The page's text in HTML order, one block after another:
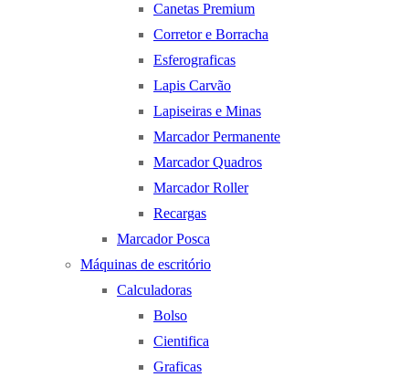
Canetas Premium
Corretor e Borracha
Esferograficas
Lapis Carvão
Lapiseiras e Minas
Marcador Permanente
Marcador Quadros
Marcador Roller
Recargas
Marcador Posca
Máquinas de escritório
Calculadoras
Bolso
Cientifica
Graficas